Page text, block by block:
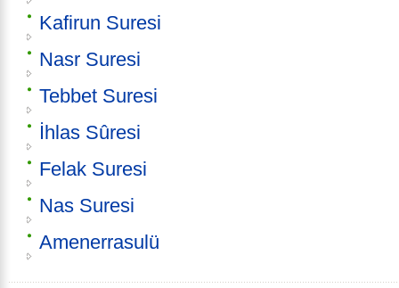
Kafirun Suresi
Nasr Suresi
Tebbet Suresi
İhlas Sûresi
Felak Suresi
Nas Suresi
Amenerrasulü